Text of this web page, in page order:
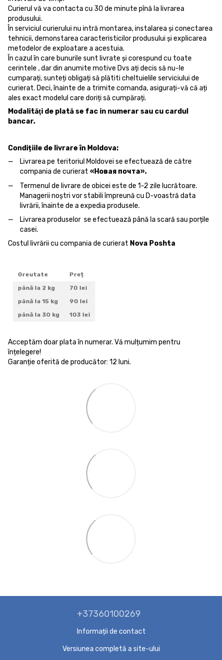
Curierul vă va contacta cu 30 de minute pînă la livrarea
produsului.
În serviciul curierului nu intră montarea, instalarea și conectarea
tehnicii, demonstarea caracteristicilor produsului și explicarea
metodelor de exploatare a acestuia.
În cazul în care bunurile sunt livrate și corespund cu toate
cerintele , dar din anumite motive Dvs ați decis să nu-le
cumparați, sunteți obligați să plătiti cheltuielile serviciului de
curierat. Deci, înainte de a trimite comanda, asigurați-vă că ați
ales exact modelul care doriți să cumpărați.
Modalităţi de plată se fac in numerar sau cu cardul
bancar.
Condițiile de livrare în Moldova:
Livrarea pe teritoriul Moldovei se efectuează de către
compania de curierat «Новая почта».
Termenul de livrare de obicei este de 1-2 zile lucrătoare.
Managerii noștri vor stabili împreună cu D-voastră data
livrării, înainte de a expedia produsele.
Livrarea produselor se efectuează până la scară sau porțile
casei.
Costul livrării cu compania de curierat Nova Poshta
Greutate
Preț
până la 2 kg
70 lei
până la 15 kg
90 lei
până la 30 kg
103 lei
Acceptăm doar plata în numerar. Vă mulțumim pentru
înțelegere!
Garanție oferită de producător: 12 luni.
+37360100269
Informații de contact
Versiunea completă a site-ului